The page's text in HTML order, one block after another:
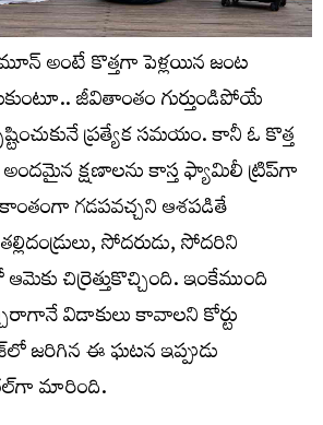
అంటే కొత్తగా పెళ్లయిన జంట
జీవితాంతం గుర్తుండిపోయే
ప్రత్యేక సమయం. కానీ ఓ కొత్త
అందమైన క్షణాలను కాస్త ఫ్యామిలీ ట్రిప్‌గా
గడపవచ్చని ఆశపడితే
సోదరుడు, సోదరిని
చిర్రెత్తుకొచ్చింది. ఇంకేముంది
విడాకులు కావాలని కోర్టు
జరిగిన ఈ ఘటన ఇప్పుడు
మారింది.